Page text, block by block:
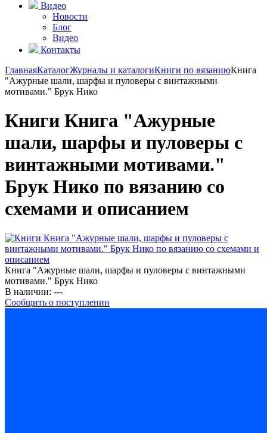
Видео
Новости
Блог
Видео
Контакты
ГлавнаяКаталогЖурналы и каталогиКниги по вязаниюКнига
"Ажурные шали, шарфы и пуловеры с винтажными
мотивами." Брук Нико
Книги Книга "Ажурные
шали, шарфы и пуловеры с
винтажными мотивами."
Брук Нико по вязанию со
схемами и описанием
Книга "Ажурные шали, шарфы и пуловеры с винтажными
мотивами." Брук Нико
В наличии: ---
Сообщить о поступлении